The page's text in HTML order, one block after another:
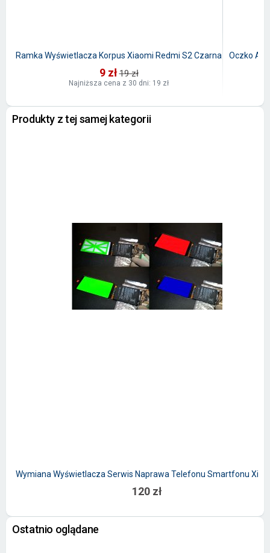
Ramka Wyświetlacza Korpus Xiaomi Redmi S2 Czarna
9 zł19 zł
Najniższa cena z 30 dni: 19 zł
Oczko
Produkty z tej samej kategorii
Wymiana Wyświetlacza Serwis Naprawa Telefonu Smartfonu
120 zł
Ostatnio oglądane